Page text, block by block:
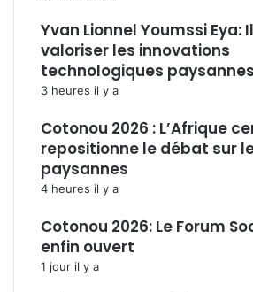
Yvan Lionnel Youmssi Eya:
valoriser les innovations
technologiques paysannes
3 heures il y a
Cotonou 2026 : L’Afrique
repositionne le débat sur
paysannes
4 heures il y a
Cotonou 2026: Le Forum
enfin ouvert
1 jour il y a